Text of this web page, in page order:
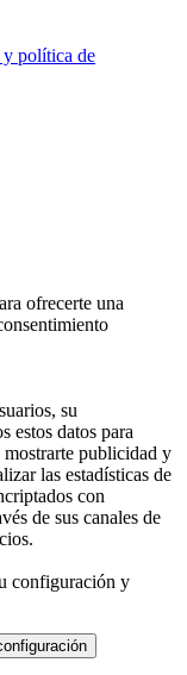
y política de
ofrecerte una
su
estos datos para
publicidad y
las estadísticas de
con
de sus canales de
configuración y